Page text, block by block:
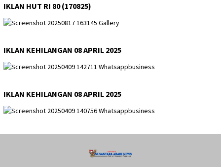
IKLAN HUT RI 80 (170825)
IKLAN KEHILANGAN 08 APRIL 2025
IKLAN KEHILANGAN 08 APRIL 2025